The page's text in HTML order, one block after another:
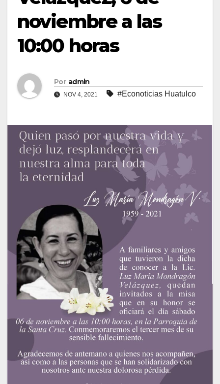
noviembre a las
10:00 horas
Por admin
NOV 4, 2021 #Econoticias Huatulco